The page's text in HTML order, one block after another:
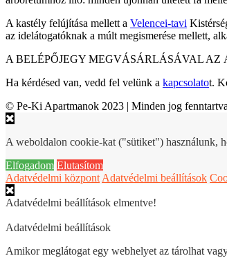
A kastély felújítása mellett a Velencei-tavi
az idelátogatóknak a múlt megismerése mellett,
A BELÉPŐJEGY MEGVÁSÁRLÁSÁVAL
Ha kérdésed van, vedd fel velünk a kapcsolatot.
© Pe-Ki Apartmanok 2023 | Minden jog
A weboldalon cookie-kat ("sütiket") használunk,
Elfogadom Elutasítom
Adatvédelmi központ Adatvédelmi beállítások
Adatvédelmi beállítások elmentve!
Adatvédelmi beállítások
Amikor meglátogat egy webhelyet az tárolhat